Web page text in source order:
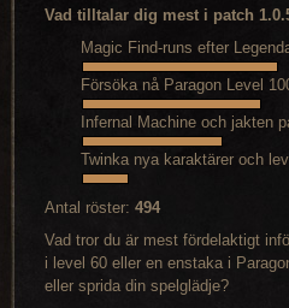
Vad tilltalar dig mest i patch
Magic Find-runs efter
Försöka nå Paragon Level
Infernal Machine och jakten
Twinka nya karaktärer och
Antal röster: 494
Vad tror du är mest fördelaktigt
i level 60 eller en enstaka i
eller sprida din spelglädje?